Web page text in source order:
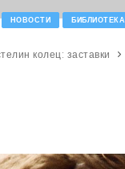
НОВОСТИ БИБЛИОТЕКА
колец: заставки